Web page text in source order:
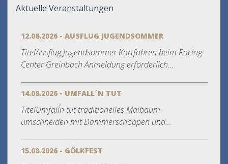
Aktuelle Veranstaltungen
12.08.2026 - AUSFLUG JUGENDSOMMER
TitelAusflug Jugendsommer Kartfahren beim Racing
Center Greinbach Anmeldung erforderlich...
14.08.2026 - UMFALL´N TUT
TitelUmfall´n tut traditionelles Maibaum
umschneiden mit Dämmerschoppen und...
15.08.2026 - GÖLKFEST